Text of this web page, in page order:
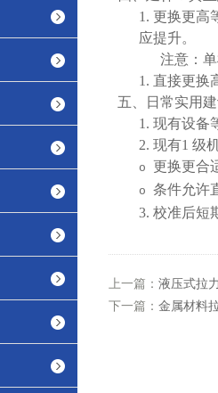
1. 更换更高
应提升。
注意：
1. 直接更换
五、日常实用
1. 现有设备
2. 现有1 级
o 更换更合
o 条件允许
3. 校准后短
上一篇： 液压式拉
下一篇： 金属材料